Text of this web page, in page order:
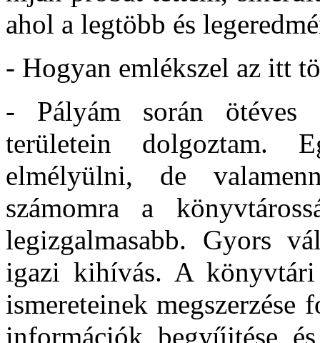
ahol a legtöbb és
- Hogyan emlékszel az itt
- Pályám során ötéves
területein dolgoztam.
elmélyülni, de
számomra a
legizgalmasabb. Gyors
igazi kihívás. A
ismereteinek
információk begyűjtése